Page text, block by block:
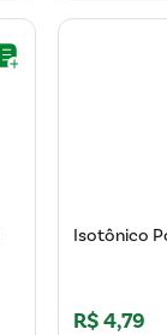
Isotônico
R$4,79